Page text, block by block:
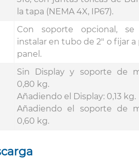
la tapa (NEMA 4X, IP67).
Con soporte opcional, se
instalar en tubo de 2" o fijar a
panel.
Sin Display y soporte de
0,80 kg.
Añadiendo el Display: 0,13 kg.
Añadiendo el soporte de
0,60 kg.